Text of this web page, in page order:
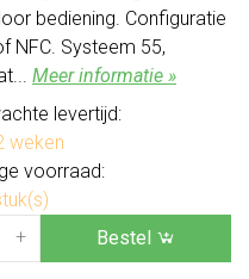
bediening. Configuratie
NFC. Systeem 55,
Meer informatie »
levertijd:
weken
voorraad:
+ Bestel